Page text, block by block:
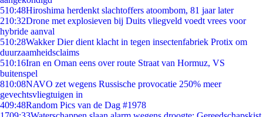
510:48Hiroshima herdenkt slachtoffers atoombom, 81 jaar later
210:32Drone met explosieven bij Duits vliegveld voedt vrees voor
hybride aanval
510:28Wakker Dier dient klacht in tegen insectenfabriek Protix om
duurzaamheidsclaims
510:16Iran en Oman eens over route Straat van Hormuz, VS
buitenspel
810:08NAVO zet wegens Russische provocatie 250% meer
gevechtsvliegtuigen in
409:48Random Pics van de Dag #1978